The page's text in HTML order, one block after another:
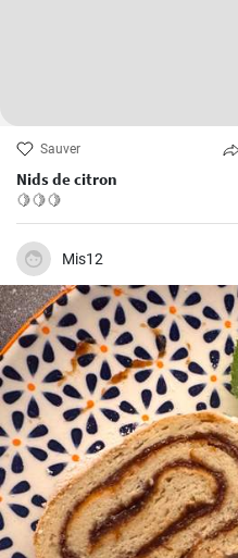
Sauver
Nids de citron
🍋🍋🍋
Mis12